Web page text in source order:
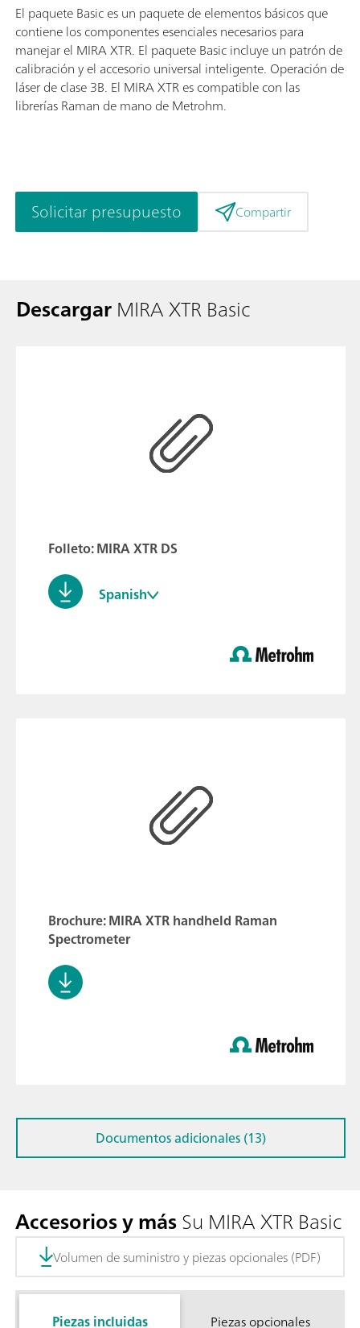
El paquete Basic es un paquete de elementos básicos que
contiene los componentes esenciales necesarios para
manejar el MIRA XTR. El paquete Basic incluye un patrón de
calibración y el accesorio universal inteligente. Operación de
láser de clase 3B. El MIRA XTR es compatible con las
librerías Raman de mano de Metrohm.
Solicitar presupuesto Compartir
DescargarMIRA XTR Basic
Folleto: MIRA XTR DS
Spanish
Brochure: MIRA XTR handheld Raman
Spectrometer
Documentos adicionales (13)
Accesorios y másSu MIRA XTR Basic
Volumen de suministro y piezas opcionales (PDF)
Piezas incluidas Piezas opcionales